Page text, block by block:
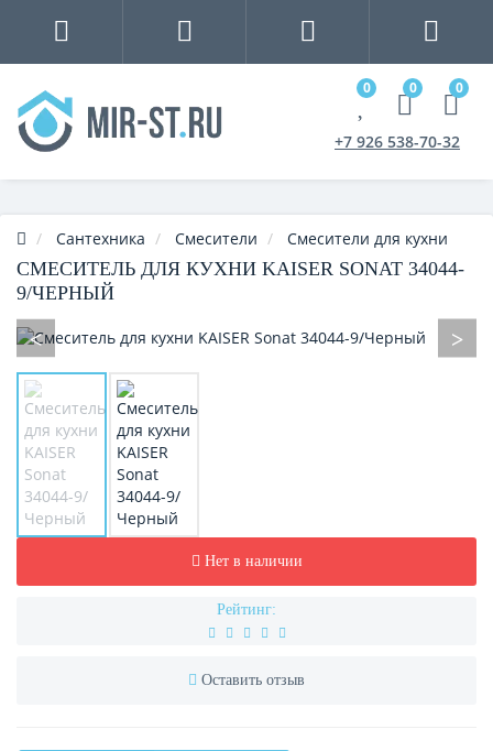
0 0 0
+7 926 538-70-32
Сантехника Смесители Смесители для кухни
СМЕСИТЕЛЬ ДЛЯ КУХНИ KAISER SONAT 34044-
9/ЧЕРНЫЙ
Нет в наличии
Рейтинг:
Оставить отзыв